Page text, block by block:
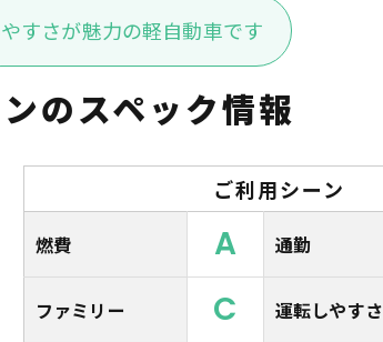
すさが魅力の軽自動車です
のスペック情報
ご利用シーン
燃費 A 通勤
ファミリー C 運転しやすさ